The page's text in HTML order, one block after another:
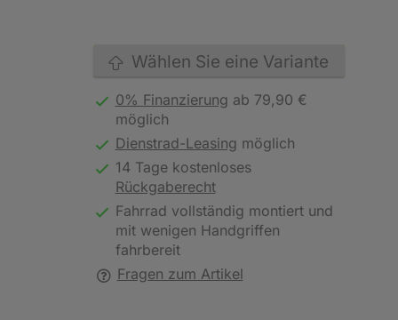
Wählen Sie eine Variante
0% Finanzierung ab 79,90 €
möglich
Dienstrad-Leasing möglich
14 Tage kostenloses
Rückgaberecht
Fahrrad vollständig montiert und
mit wenigen Handgriffen
fahrbereit
Fragen zum Artikel